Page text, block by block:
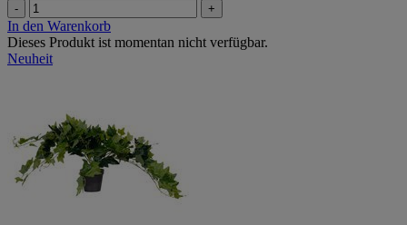
- +
In den Warenkorb
Dieses Produkt ist momentan nicht verfügbar.
Neuheit